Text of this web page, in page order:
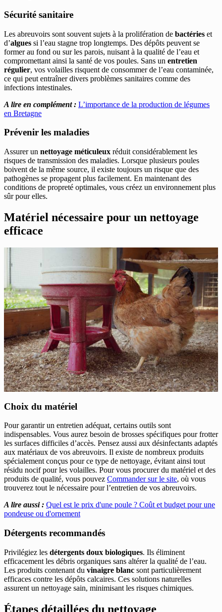
Sécurité sanitaire
Les abreuvoirs sont souvent sujets à la prolifération de bactéries et
d’algues si l’eau stagne trop longtemps. Des dépôts peuvent se
former au fond ou sur les parois, nuisant à la qualité de l’eau et
compromettant ainsi la santé de vos poules. Sans un entretien
régulier, vos volailles risquent de consommer de l’eau contaminée,
ce qui peut entraîner divers problèmes sanitaires comme des
infections intestinales.
A lire en complément : L’importance de la production de légumes
en Bretagne
Prévenir les maladies
Assurer un nettoyage méticuleux réduit considérablement les
risques de transmission des maladies. Lorsque plusieurs poules
boivent de la même source, il existe toujours un risque que des
pathogènes se propagent plus facilement. En maintenant des
conditions de propreté optimales, vous créez un environnement plus
sûr pour elles.
Matériel nécessaire pour un nettoyage
efficace
Choix du matériel
Pour garantir un entretien adéquat, certains outils sont
indispensables. Vous aurez besoin de brosses spécifiques pour frotter
les surfaces difficiles d’accès. Pensez aussi aux désinfectants adaptés
aux matériaux de vos abreuvoirs. Il existe de nombreux produits
spécialement conçus pour ce type de nettoyage, évitant ainsi tout
résidu nocif pour les volailles. Pour vous procurer du matériel et des
produits de qualité, vous pouvez Commander sur le site, où vous
trouverez tout le nécessaire pour l’entretien de vos abreuvoirs.
A lire aussi : Quel est le prix d'une poule ? Coût et budget pour une
pondeuse ou d'ornement
Détergents recommandés
Privilégiez les détergents doux biologiques. Ils éliminent
efficacement les débris organiques sans altérer la qualité de l’eau.
Les produits contenant du vinaigre blanc sont particulièrement
efficaces contre les dépôts calcaires. Ces solutions naturelles
assurent un nettoyage sain, minimisant les risques chimiques.
Étapes détaillées du nettoyage